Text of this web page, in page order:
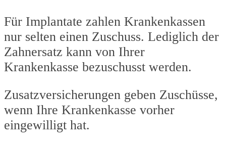
Für Implantate zahlen Krankenkassen
nur selten einen Zuschuss. Lediglich der
Zahnersatz kann von Ihrer
Krankenkasse bezuschusst werden.
Zusatzversicherungen geben Zuschüsse,
wenn Ihre Krankenkasse vorher
eingewilligt hat.